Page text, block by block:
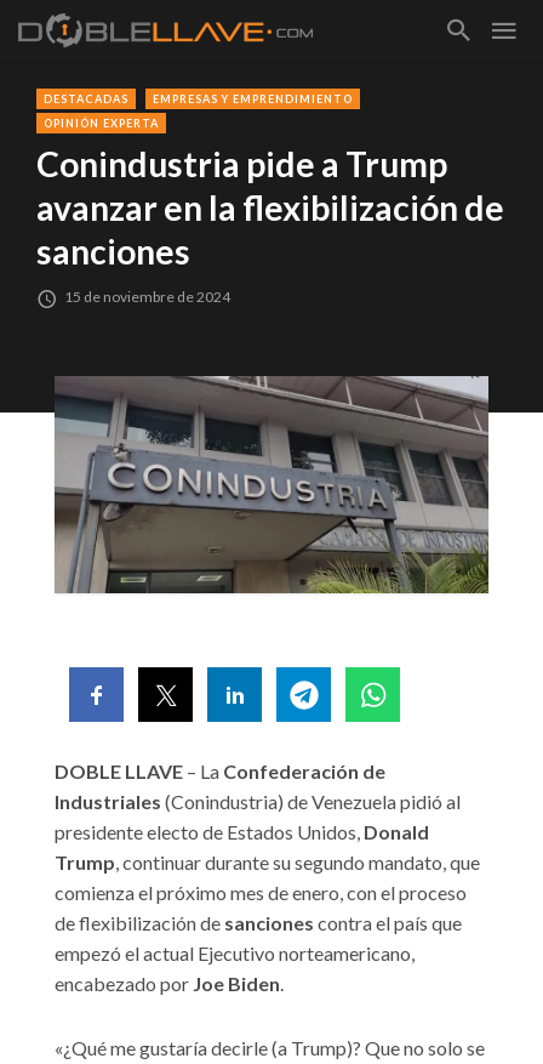
DESTACADAS
EMPRESAS Y EMPRENDIMIENTO
OPINIÓN EXPERTA
Conindustria pide a Trump
avanzar en la flexibilización de
sanciones
15 de noviembre de 2024
DOBLE LLAVE – La Confederación de
Industriales (Conindustria) de Venezuela pidió al
presidente electo de Estados Unidos, Donald
Trump, continuar durante su segundo mandato, que
comienza el próximo mes de enero, con el proceso
de flexibilización de sanciones contra el país que
empezó el actual Ejecutivo norteamericano,
encabezado por Joe Biden.
«¿Qué me gustaría decirle (a Trump)? Que no solo se